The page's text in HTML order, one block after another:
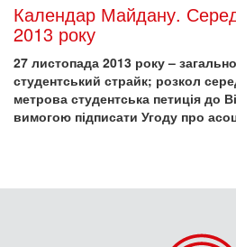
Календар Майдану.
2013 року
27 листопада 2013 року –
студентський страйк; розкол
метрова студентська петиція до
вимогою підписати Угоду про